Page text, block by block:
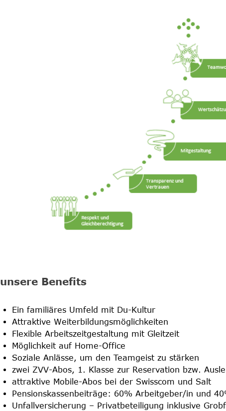
unsere Benefits
Ein familiäres Umfeld mit Du-Kultur
Attraktive Weiterbildungsmöglichkeiten
Flexible Arbeitszeitgestaltung mit Gleitzeit
Möglichkeit auf Home-Office
Soziale Anlässe, um den Teamgeist zu stärken
zwei ZVV-Abos, 1. Klasse zur Reservation bzw.
attraktive Mobile-Abos bei der Swisscom und Salt
Pensionskassenbeiträge: 60% Arbeitgeber/in und
Unfallversicherung – Privatbeteiligung inklusive